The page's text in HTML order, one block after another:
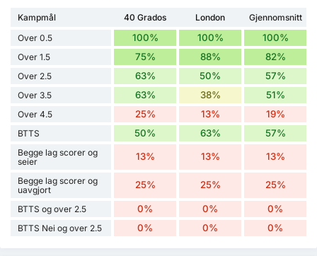
Kampmål 40 Grados London
Gjennomsnitt
Over 0.5
100% 100% 100%
Over 1.5 75% 88% 82%
Over 2.5 63% 50% 57%
Over 3.5 63% 38% 51%
Over 4.5 25% 13% 19%
BTTS 50% 63% 57%
Begge lag scorer og
seier
13% 13% 13%
Begge lag scorer og
uavgjort
25% 25% 25%
BTTS og over 2.5 0% 0% 0%
BTTS Nei og over 2.5 0% 0% 0%